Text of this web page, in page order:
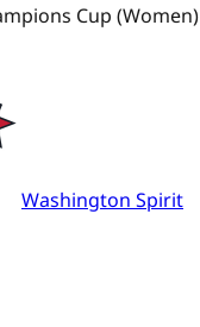
Cup (Women)
Washington Spirit